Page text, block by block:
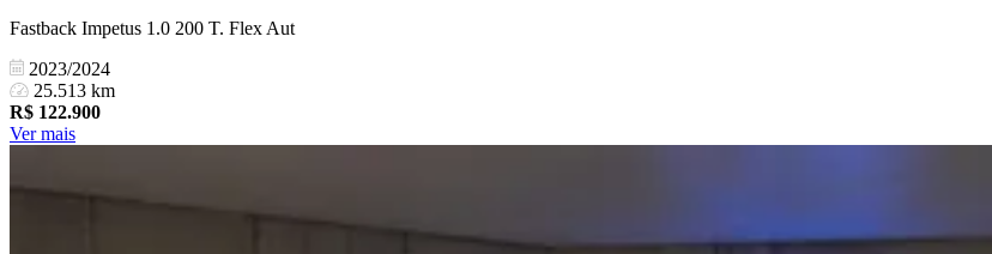
Fastback Impetus 1.0 200 T. Flex Aut
2023/2024
25.513 km
R$ 122.900
Ver mais